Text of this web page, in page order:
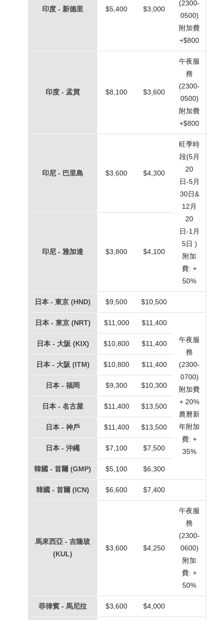
印度 - 新德里 $5,400 $3,000
(2300-
0500)
附加費
+$800
印度 - 孟買 $8,100 $3,600
午夜服
務
(2300-
0500)
附加費
+$800
印尼 - 巴里島 $3,600 $4,300
旺季時
段(5月
20
日-5月
30日&
12月
20
日-1月
5日 )
附加
費: +
50%
印尼 - 雅加達 $3,800 $4,100
日本 - 東京 (HND) $9,500 $10,500
日本 - 東京 (NRT) $11,000 $11,400
午夜服
務
(2300-
0700)
附加費
+ 20%
農曆新
年附加
費: +
35%
日本 - 大阪 (KIX) $10,800 $11,400
日本 - 大阪 (ITM) $10,800 $11,400
日本 - 福岡 $9,300 $10,300
日本 - 名古屋 $11,400 $13,500
日本 - 神戶 $11,400 $13,500
日本 - 沖繩 $7,100 $7,500
韓國 - 首爾 (GMP) $5,100 $6,300
韓國 - 首爾 (ICN) $6,600 $7,400
馬來西亞 - 吉隆玻
(KUL)
$3,600 $4,250
午夜服
務
(2300-
0600)
附加
費: +
50%
菲律賓 - 馬尼拉 $3,600 $4,000